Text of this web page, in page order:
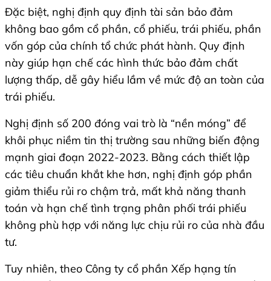
Đặc biệt, nghị định quy định tài sản bảo đảm
không bao gồm cổ phần, cổ phiếu, trái phiếu, phần
vốn góp của chính tổ chức phát hành. Quy định
này giúp hạn chế các hình thức bảo đảm chất
lượng thấp, dễ gây hiểu lầm về mức độ an toàn của
trái phiếu.
Nghị định số 200 đóng vai trò là “nền móng” để
khôi phục niềm tin thị trường sau những biến động
mạnh giai đoạn 2022-2023. Bằng cách thiết lập
các tiêu chuẩn khắt khe hơn, nghị định góp phần
giảm thiểu rủi ro chậm trả, mất khả năng thanh
toán và hạn chế tình trạng phân phối trái phiếu
không phù hợp với năng lực chịu rủi ro của nhà đầu
tư.
Tuy nhiên, theo Công ty cổ phần Xếp hạng tín